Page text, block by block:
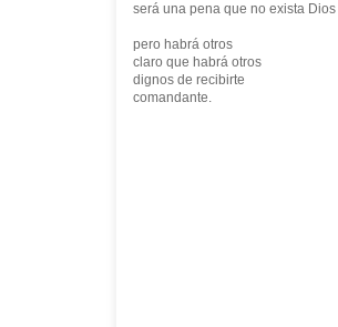
será una pena que no exista Dios
pero habrá otros
claro que habrá otros
dignos de recibirte
comandante.